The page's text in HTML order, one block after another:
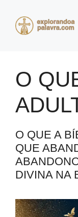
O
O QUE A
QUE
DIVINA NA